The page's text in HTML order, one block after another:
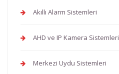
Akıllı Alarm Sistemleri
AHD ve IP Kamera Sistemleri
Merkezi Uydu Sistemleri